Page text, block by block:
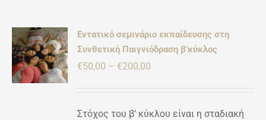
Εντατικό σεμινάριο εκπαίδευσης στη
Συνθετική Παιγνιόδραση β’κύκλος
€50,00 – €200,00
Στόχος του β’ κύκλου είναι η σταδιακή